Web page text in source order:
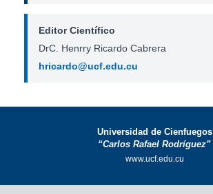
Editor Científico
DrC. Henrry Ricardo Cabrera
hricardo@ucf.edu.cu
Universidad de Cienfuegos
“Carlos Rafael Rodríguez”
www.ucf.edu.cu